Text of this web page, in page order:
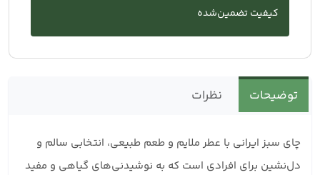
کیفیت تضمین‌شده
توضیحات نظرات
چای سبز ایرانی با عطر ملایم و طعم طبیعی، انتخابی سالم و
دل‌نشین برای افرادی است که به نوشیدنی‌های گیاهی و مفید